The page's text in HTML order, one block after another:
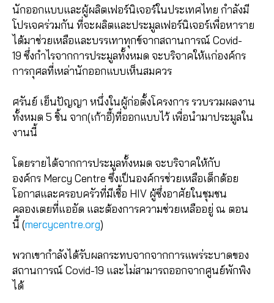
นักออกแบบและผู้ผลิตเฟอร์นิเจอร์ในประเทศไทย กำลังมี
โปรเจคร่วมกัน ที่จะผลิตและประมูลเฟอร์นิเจอร์เพื่อหาราย
ได้มาช่วยเหลือและบรรเทาทุกข์จากสถานการณ์ Covid-
19 ซึ่งกำไรจากการประมูลทั้งหมด จะบริจาคให้แก่องค์กร
การกุศลที่เหล่านักออกแบบเห็นสมควร
ศรันย์ เย็นปัญญา หนึ่งในผู้ก่อตั้งโครงการ รวบรวมผลงาน
ทั้งหมด 5 ชิ้น จาก(เก้าอี้)ที่ออกแบบไว้ เพื่อนำมาประมูลใน
งานนี้
โดยรายได้จากการประมูลทั้งหมด จะบริจาคให้กับ
องค์กร Mercy Centre ซึ่งเป็นองค์กรช่วยเหลือเด็กด้อย
โอกาสและครอบครัวที่มีเชื้อ HIV ผู้ซึ่งอาศัยในชุมชน
คลองเตยที่แออัด และต้องการความช่วยเหลืออยู่ ณ ตอน
นี้ (mercycentre.org)
พวกเขากำลังได้รับผลกระทบจากจากการแพร่ระบาดของ
สถานการณ์ Covid-19 และไม่สามารถออกจากศูนย์พักพิง
ได้